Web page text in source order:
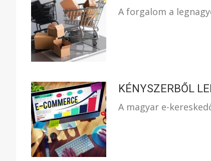
A forgalom a
KÉNYSZERBŐL
A magyar e-